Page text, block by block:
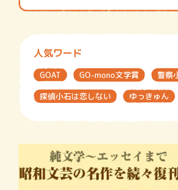
人気ワード
GOAT GO-mono文学賞
警察
探偵小石は恋しない
ゆっきゅん